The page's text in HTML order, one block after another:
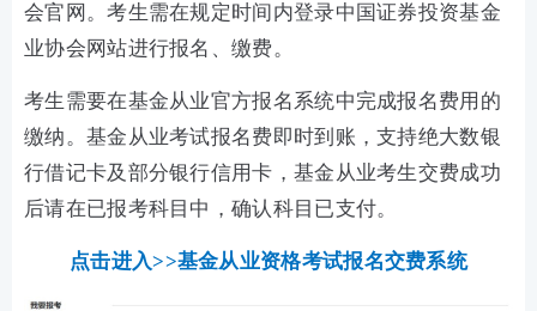
会官网。考生需在规定时间内登录中国证券投资基金
业协会网站进行报名、缴费。
考生需要在基金从业官方报名系统中完成报名费用的
缴纳。基金从业考试报名费即时到账，支持绝大数银
行借记卡及部分银行信用卡，基金从业考生交费成功
后请在已报考科目中，确认科目已支付。
点击进入>>基金从业资格考试报名交费系统